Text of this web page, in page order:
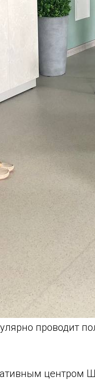
проводит
центром